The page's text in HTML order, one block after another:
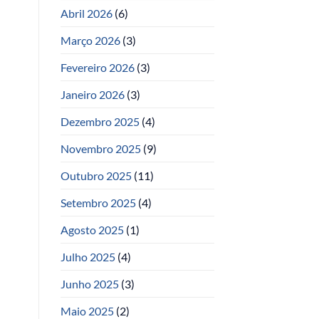
Abril 2026(6)
Março 2026(3)
Fevereiro 2026(3)
Janeiro 2026(3)
Dezembro 2025(4)
Novembro 2025(9)
Outubro 2025(11)
Setembro 2025(4)
Agosto 2025(1)
Julho 2025(4)
Junho 2025(3)
Maio 2025(2)